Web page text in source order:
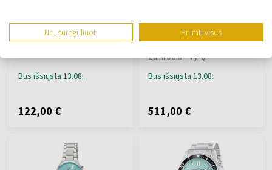
Watch Classic 36mm 10ATM
Laikrodis - Moterys
Bus išsiųsta 13.08.
122,00 €
Spence 300 - Vyriškas
laikrodis
Laikrodis - Vyrų
Bus išsiųsta 13.08.
511,00 €
Ne, sureguliuoti Priimti visus